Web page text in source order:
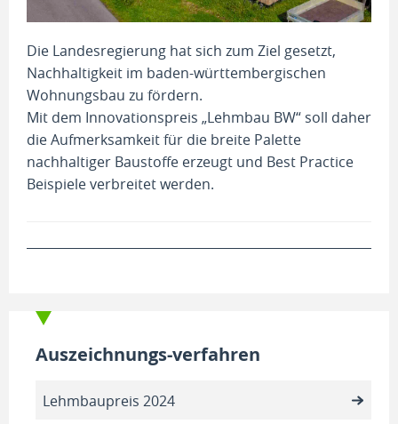
Die Landesregierung hat sich zum Ziel gesetzt,
Nachhaltigkeit im baden-württembergischen
Wohnungsbau zu fördern.
Mit dem Innovationspreis „Lehmbau BW“ soll daher
die Aufmerksamkeit für die breite Palette
nachhaltiger Baustoffe erzeugt und Best Practice
Beispiele verbreitet werden.
Auszeichnungs-verfahren
Lehmbaupreis 2024